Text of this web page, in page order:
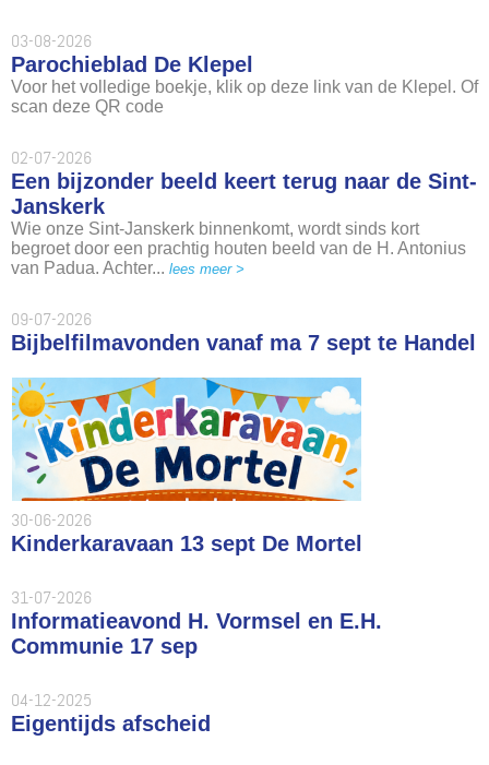
03-08-2026
Parochieblad De Klepel
Voor het volledige boekje, klik op deze link van de Klepel. Of
scan deze QR code
02-07-2026
Een bijzonder beeld keert terug naar de Sint-
Janskerk
Wie onze Sint-Janskerk binnenkomt, wordt sinds kort
begroet door een prachtig houten beeld van de H. Antonius
van Padua. Achter... lees meer >
09-07-2026
Bijbelfilmavonden vanaf ma 7 sept te Handel
30-06-2026
Kinderkaravaan 13 sept De Mortel
31-07-2026
Informatieavond H. Vormsel en E.H.
Communie 17 sep
04-12-2025
Eigentijds afscheid